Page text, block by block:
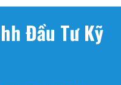
Đầu Tư Kỹ